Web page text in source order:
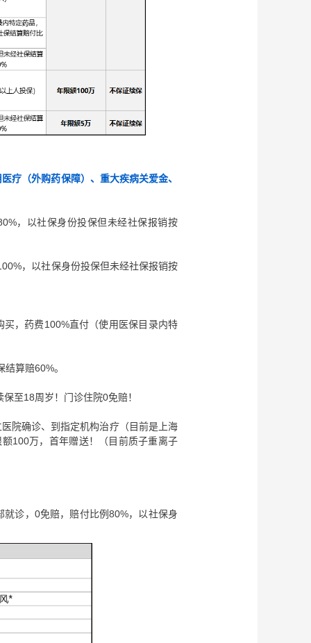
疗（外购药保障）、重大疾病关爱金、
，以社保身份投保但未经社保报销按
，以社保身份投保但未经社保报销按
，药费100%直付（使用医保目录内特
算赔60%。
至18周岁！门诊住院0免赔！
院确诊、到指定机构治疗（目前是上海
100万，首年赠送！（目前质子重离子
诊，0免赔，赔付比例80%，以社保身